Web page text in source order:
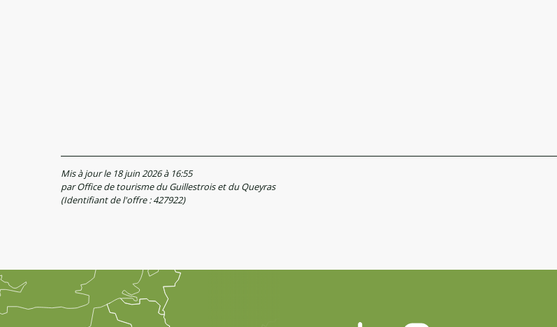
Mis à jour le 18 juin 2026 à 16:55
par Office de tourisme du Guillestrois et du Queyras
(Identifiant de l'offre :427922)